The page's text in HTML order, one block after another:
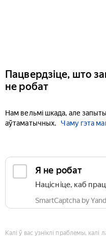
Пацвердзіце, што
не робат
Нам вельмі шкада, але
аўтаматычных.
Чаму гэта
Я не робат
Націсніце, каб
SmartCaptcha by
Калі ў вас узніклі праблемы, калі